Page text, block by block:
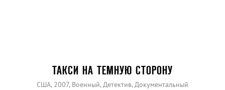
ТАКСИ НА ТЕМНУЮ СТОРОНУ
США, 2007, Военный, Детектив, Документальный